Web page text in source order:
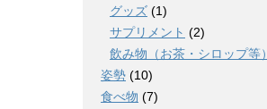
グッズ (1)
サプリメント (2)
飲み物（お茶・シロップ等）
姿勢 (10)
食べ物 (7)